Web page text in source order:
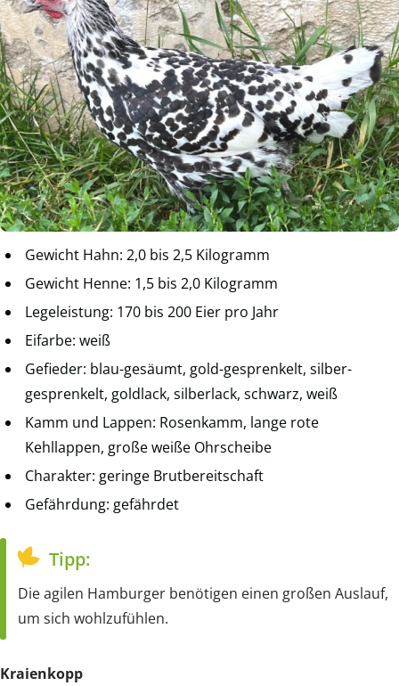
Gewicht Hahn: 2,0 bis 2,5 Kilogramm
Gewicht Henne: 1,5 bis 2,0 Kilogramm
Legeleistung: 170 bis 200 Eier pro Jahr
Eifarbe: weiß
Gefieder: blau-gesäumt, gold-gesprenkelt, silber-
gesprenkelt, goldlack, silberlack, schwarz, weiß
Kamm und Lappen: Rosenkamm, lange rote
Kehllappen, große weiße Ohrscheibe
Charakter: geringe Brutbereitschaft
Gefährdung: gefährdet
Tipp:
Die agilen Hamburger benötigen einen großen Auslauf,
um sich wohlzufühlen.
Kraienkopp